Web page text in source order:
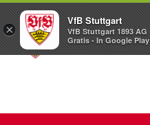
×
VfB Stuttgart
VfB Stuttgart 1893 AG
Gratis - In Google Play